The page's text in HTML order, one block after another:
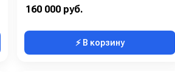
160 000 руб.
⚡ В корзину